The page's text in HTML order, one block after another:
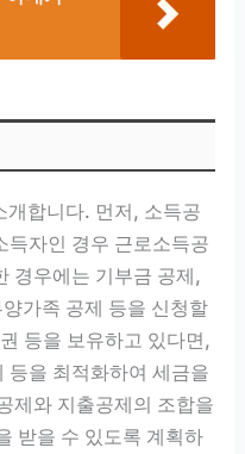
개합니다. 먼저, 소득공
득자인 경우 근로소득공
경우에는 기부금 공제,
가족 공제 등을 신청할
등을 보유하고 있다면,
등을 최적화하여 세금을
제와 지출공제의 조합을
받을 수 있도록 계획하